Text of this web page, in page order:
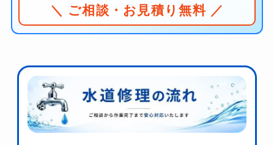
＼ ご相談・お見積り無料 ／